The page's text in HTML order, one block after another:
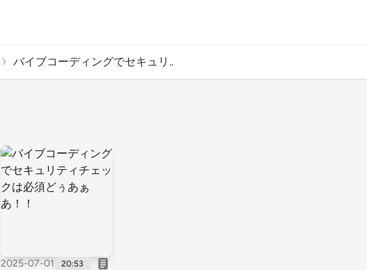
バイブコーディングでセキュリ..
2025-07-01 20:53